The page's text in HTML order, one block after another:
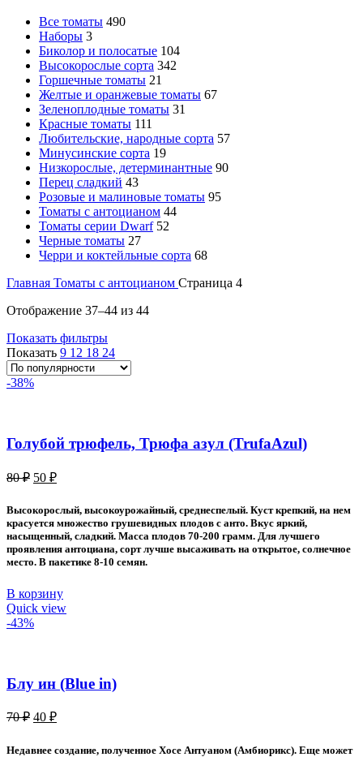
Все томаты 490
Наборы 3
Биколор и полосатые 104
Высокорослые сорта 342
Горшечные томаты 21
Желтые и оранжевые томаты 67
Зеленоплодные томаты 31
Красные томаты 111
Любительские, народные сорта 57
Минусинские сорта 19
Низкорослые, детерминантные 90
Перец сладкий 43
Розовые и малиновые томаты 95
Томаты с антоцианом 44
Томаты серии Dwarf 52
Черные томаты 27
Черри и коктейльные сорта 68
Главная Томаты с антоцианом Страница 4
Отображение 37–44 из 44
Показать фильтры
Показать 9 12 18 24
-38%
Голубой трюфель, Трюфа азул (TrufaAzul)
80₽ Первоначальная
составляла
80 ₽.
50 ₽Текущая
50 ₽.
Высокорослый, высокоурожайный, среднеспелый. Куст крепкий, на нем
красуется множество грушевидных плодов с анто. Вкус яркий,
насыщенный, сладкий. Масса плодов 70-200 грамм. Для лучшего
проявления антоциана, сорт лучше высаживать на открытое, солнечное
место. В пакетике 8-10 семян.
В корзину
Quick view
-43%
Блу ин (Blue in)
70₽ Первоначальная
40 ₽Текущая
Недавнее создание, полученное Хосе Антуаном (Амбиорикс). Еще может